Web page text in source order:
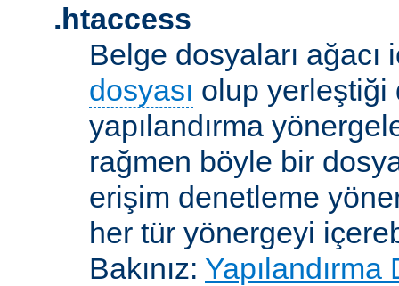
.htaccess
Belge dosyaları
dosyası olup yerleştiği
yapılandırma
rağmen böyle bir
erişim denetleme
her tür yönergeyi
Bakınız: Yapılandırma